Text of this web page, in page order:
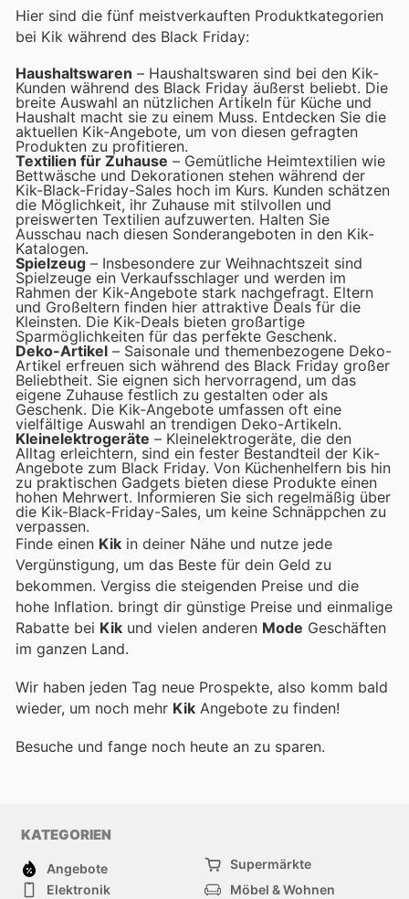
Hier sind die fünf meistverkauften Produktkategorien
bei Kik während des Black Friday:
Haushaltswaren – Haushaltswaren sind bei den Kik-
Kunden während des Black Friday äußerst beliebt. Die
breite Auswahl an nützlichen Artikeln für Küche und
Haushalt macht sie zu einem Muss. Entdecken Sie die
aktuellen Kik-Angebote, um von diesen gefragten
Produkten zu profitieren.
Textilien für Zuhause – Gemütliche Heimtextilien wie
Bettwäsche und Dekorationen stehen während der
Kik-Black-Friday-Sales hoch im Kurs. Kunden schätzen
die Möglichkeit, ihr Zuhause mit stilvollen und
preiswerten Textilien aufzuwerten. Halten Sie
Ausschau nach diesen Sonderangeboten in den Kik-
Katalogen.
Spielzeug – Insbesondere zur Weihnachtszeit sind
Spielzeuge ein Verkaufsschlager und werden im
Rahmen der Kik-Angebote stark nachgefragt. Eltern
und Großeltern finden hier attraktive Deals für die
Kleinsten. Die Kik-Deals bieten großartige
Sparmöglichkeiten für das perfekte Geschenk.
Deko-Artikel – Saisonale und themenbezogene Deko-
Artikel erfreuen sich während des Black Friday großer
Beliebtheit. Sie eignen sich hervorragend, um das
eigene Zuhause festlich zu gestalten oder als
Geschenk. Die Kik-Angebote umfassen oft eine
vielfältige Auswahl an trendigen Deko-Artikeln.
Kleinelektrogeräte – Kleinelektrogeräte, die den
Alltag erleichtern, sind ein fester Bestandteil der Kik-
Angebote zum Black Friday. Von Küchenhelfern bis hin
zu praktischen Gadgets bieten diese Produkte einen
hohen Mehrwert. Informieren Sie sich regelmäßig über
die Kik-Black-Friday-Sales, um keine Schnäppchen zu
verpassen.
Finde einen Kik in deiner Nähe und nutze jede
Vergünstigung, um das Beste für dein Geld zu
bekommen. Vergiss die steigenden Preise und die
hohe Inflation. bringt dir günstige Preise und einmalige
Rabatte bei Kik und vielen anderen Mode Geschäften
im ganzen Land.
Wir haben jeden Tag neue Prospekte, also komm bald
wieder, um noch mehr Kik Angebote zu finden!
Besuche und fange noch heute an zu sparen.
KATEGORIEN
Angebote
Supermärkte
Elektronik
Möbel & Wohnen